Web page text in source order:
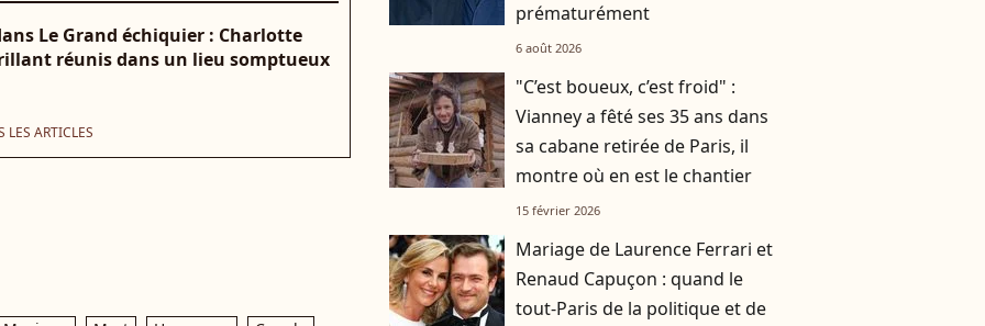
Le Grand échiquier : Charlotte
réunis dans un lieu somptueux
LES ARTICLES
prématurément
6 août 2026
"C’est boueux, c’est froid" :
Vianney a fêté ses 35 ans dans
sa cabane retirée de Paris, il
montre où en est le chantier
15 février 2026
Mariage de Laurence Ferrari et
Renaud Capuçon : quand le
tout-Paris de la politique et de